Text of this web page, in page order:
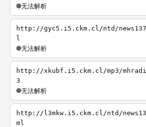
无法解析
http://gyc5.i5.ckm.cl/ntd/
l
无法解析
http://xkubf.i5.ckm.cl/mp3/
3
无法解析
http://l3mkw.i5.ckm.cl/ntd/
ml